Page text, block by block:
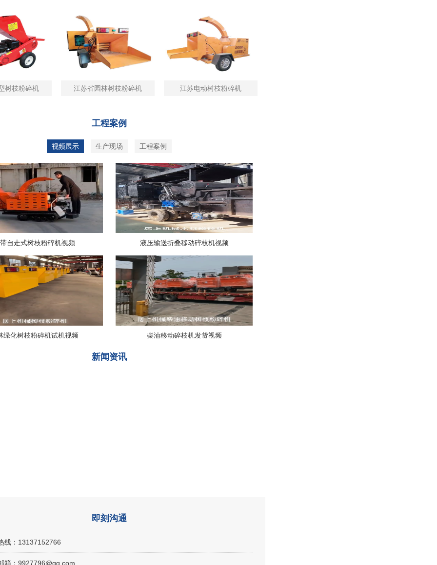
树枝粉碎机 江苏省园林树枝粉碎机 江苏电动树枝粉碎机
工程案例
视频展示 生产现场 工程案例
自走式树枝粉碎机视频 液压输送折叠移动碎枝机视频
绿化树枝粉碎机试机视频 柴油移动碎枝机发货视频
新闻资讯
即刻沟通
线：13137152766
箱：9927796@qq.com